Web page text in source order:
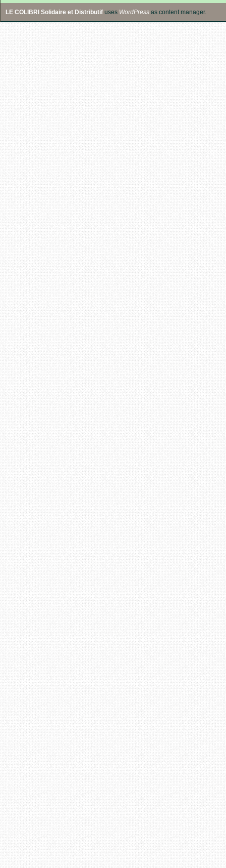
LE COLIBRI Solidaire et Distributif uses WordPress as content manager.